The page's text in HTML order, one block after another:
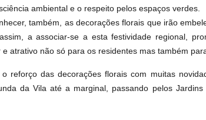
ambiental e o respeito pelos espaços verdes.
também, as decorações florais que irão
a associar-se a esta festividade regional,
atrativo não só para os residentes mas também
reforço das decorações florais com muitas
da Vila até a marginal, passando pelos